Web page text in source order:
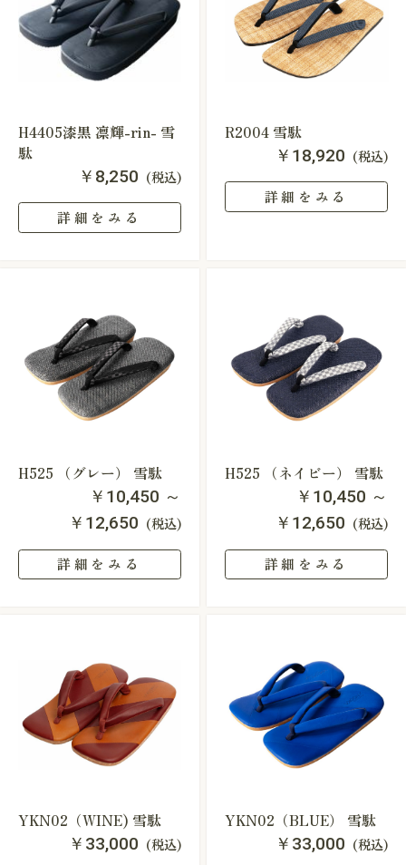
H4405漆黒 凛輝-rin- 雪
駄
￥8,250 (税込)
詳細をみる
R2004 雪駄
￥18,920 (税込)
詳細をみる
H525 （グレー） 雪駄
￥10,450 ～
￥12,650 (税込)
詳細をみる
H525 （ネイビー） 雪駄
￥10,450 ～
￥12,650 (税込)
詳細をみる
YKN02（WINE) 雪駄
￥33,000 (税込)
YKN02（BLUE） 雪駄
￥33,000 (税込)